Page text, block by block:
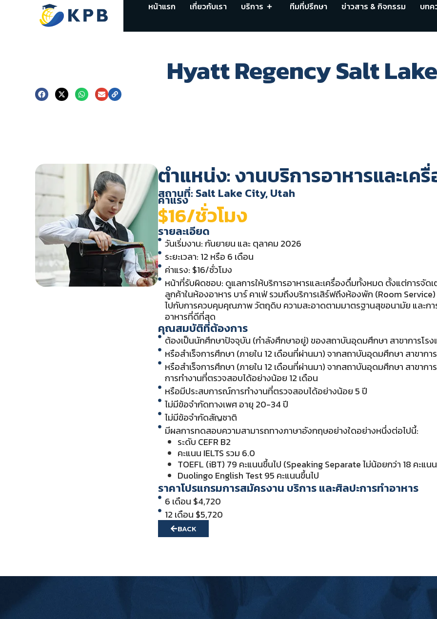
หน้าแรก เกี่ยวกับเรา บริการ ทีมที่ปรึกษา ข่าวสาร & กิจกรรม บทค
Hyatt Regency Salt
ตำแหน่ง: งานบริการอาหารและเค
สถานที่: Salt Lake City, Utah
ค่าแรง
$16/ชั่วโมง
รายละเอียด
วันเริ่มงาน: กันยายน และ ตุลาคม 2026
ระยะเวลา: 12 หรือ 6 เดือน
ค่าแรง: $16/ชั่วโมง
หน้าที่รับผิดชอบ: ดูแลการให้บริการอาหารและเครื่องดื่มทั้งหมด ตั้งแต่การจัด
ลูกค้าในห้องอาหาร บาร์ คาเฟ่ รวมถึงบริการเสิร์ฟถึงห้องพัก (Room
ไปกับการควบคุมคุณภาพ วัตถุดิบ ความสะอาดตามมาตรฐานสุขอนามัย และก
อาหารที่ดีที่สุด
คุณสมบัติที่ต้องการ
ต้องเป็นนักศึกษาปัจจุบัน (กำลังศึกษาอยู่) ของสถาบันอุดมศึกษา สาขาการโรง
หรือสำเร็จการศึกษา (ภายใน 12 เดือนที่ผ่านมา) จากสถาบันอุดมศึกษา สาขากา
หรือสำเร็จการศึกษา (ภายใน 12 เดือนที่ผ่านมา) จากสถาบันอุดมศึกษา สาขาก
การทำงานที่ตรวจสอบได้อย่างน้อย 12 เดือน
หรือมีประสบการณ์การทำงานที่ตรวจสอบได้อย่างน้อย 5 ปี
ไม่มีข้อจำกัดทางเพศ อายุ 20-34 ปี
ไม่มีข้อจำกัดสัญชาติ
มีผลการทดสอบความสามารถทางภาษาอังกฤษอย่างใดอย่างหนึ่งต่อไปนี้:
ระดับ CEFR B2
คะแนน IELTS รวม 6.0
TOEFL (iBT) 79 คะแนนขึ้นไป (Speaking Separate ไม่น้อยกว่า 18 คะแ
Duolingo English Test 95 คะแนนขึ้นไป
ราคาโปรแกรมการสมัครงาน บริการ และศิลปะการทำอาหาร
6 เดือน $4,720
12 เดือน $5,720
BACK